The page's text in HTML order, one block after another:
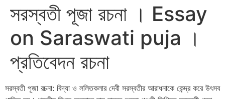
সরস্বতী পূজা রচনা । Essay
on Saraswati puja ।
প্রতিবেদন রচনা
সরস্বতী পূজা রচনা: বিদ্যা ও ললিতকলার দেবী সরস্বতীর আরাধনাকে কেন্দ্র করে উৎসব